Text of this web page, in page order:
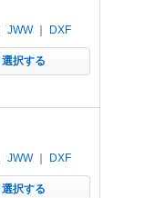
JWW｜ DXF
選択する
JWW｜ DXF
選択する